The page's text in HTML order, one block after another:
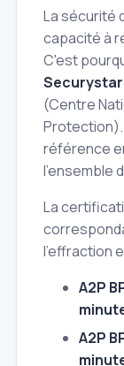
La sécurité
capacité à
C'est
Securystar
(Centre
référence
l'ensemble
La
l'effraction
A2P
A2P